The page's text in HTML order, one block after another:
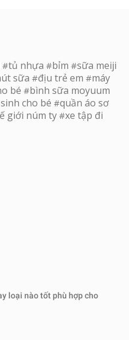
#tủ nhựa #bỉm #sữa meiji
sữa #địu trẻ em #máy
bé #bình sữa moyuum
cho bé #quần áo sơ
giới núm ty #xe tập đi
loại nào tốt phù hợp cho